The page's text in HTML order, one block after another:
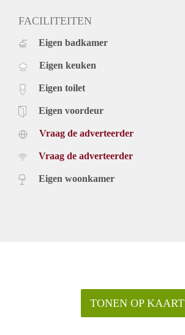
FACILITEITEN
Eigen badkamer
Eigen keuken
Eigen toilet
Eigen voordeur
Vraag de adverteerder
Vraag de adverteerder
Eigen woonkamer
TONEN OP KAART